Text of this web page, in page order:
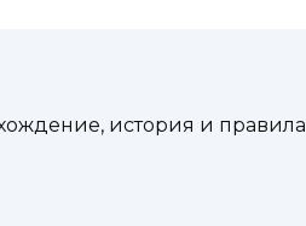
история и правила